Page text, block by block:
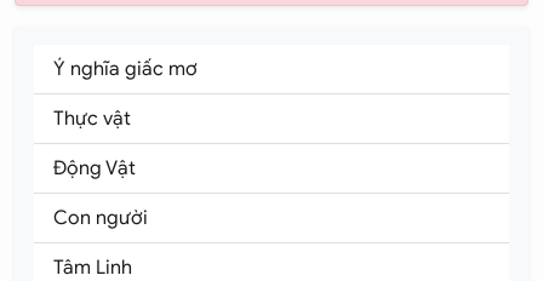
Ý nghĩa giấc mơ
Thực vật
Động Vật
Con người
Tâm Linh